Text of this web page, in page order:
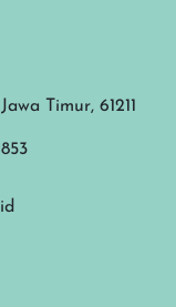
Timur, 61211